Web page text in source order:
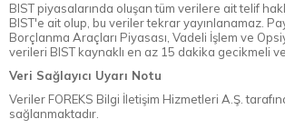
BIST piyasalarında oluşan tüm verilere ait telif
BIST'e ait olup, bu veriler tekrar yayınlanamaz.
Borçlanma Araçları Piyasası, Vadeli İşlem ve
verileri BIST kaynaklı en az 15 dakika gecikmeli
Veri Sağlayıcı Uyarı Notu
Veriler FOREKS Bilgi İletişim Hizmetleri A.Ş.
sağlanmaktadır.